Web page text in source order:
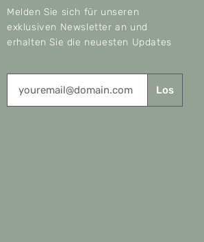
Melden Sie sich für unseren
exklusiven Newsletter an und
erhalten Sie die neuesten Updates
Los